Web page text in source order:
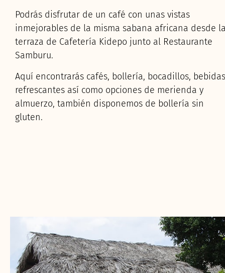
Podrás disfrutar de un café con unas vistas
inmejorables de la misma sabana africana desde
terraza de Cafetería Kidepo junto al Restaurante
Samburu.
Aquí encontrarás cafés, bollería, bocadillos, bebidas
refrescantes así como opciones de merienda y
almuerzo, también disponemos de bollería sin
gluten.